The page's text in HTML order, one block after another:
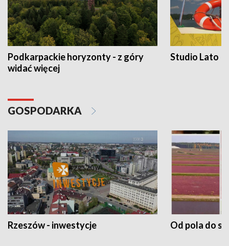
Podkarpackie horyzonty - z góry
widać więcej
Studio Lato
GOSPODARKA
Rzeszów - inwestycje Od pola do